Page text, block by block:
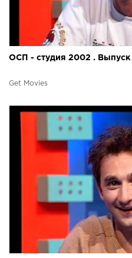
ОСП - студия 2002 .
Get Movies